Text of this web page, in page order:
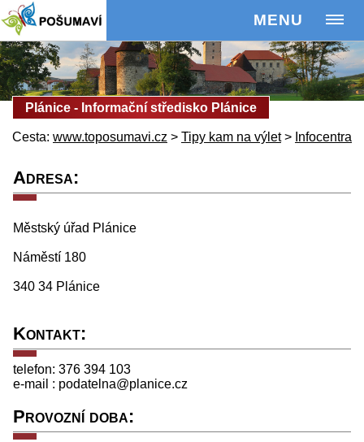
MENU
Plánice - Informační středisko Plánice
Cesta: www.toposumavi.cz > Tipy kam na výlet> Infocentra
Adresa:
Městský úřad Plánice
Náměstí 180
340 34 Plánice
Kontakt:
telefon: 376 394 103
e-mail : podatelna@planice.cz
Provozní doba: